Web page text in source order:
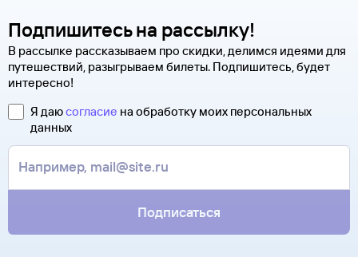
Подпишитесь на рассылку!
В рассылке рассказываем про скидки, делимся идеями для
путешествий, разыгрываем билеты. Подпишитесь, будет
интересно!
Я даюсогласие на обработку моих персональных
данных
Подписаться